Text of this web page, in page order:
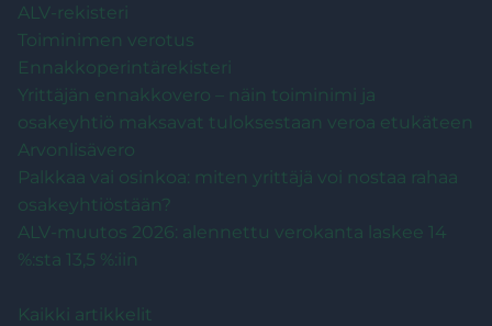
ALV-rekisteri
Toiminimen verotus
Ennakkoperintärekisteri
Yrittäjän ennakkovero – näin toiminimi ja
osakeyhtiö maksavat tuloksestaan veroa etukäteen
Arvonlisävero
Palkkaa vai osinkoa: miten yrittäjä voi nostaa rahaa
osakeyhtiöstään?
ALV-muutos 2026: alennettu verokanta laskee 14
%:sta 13,5 %:iin
Kaikki artikkelit